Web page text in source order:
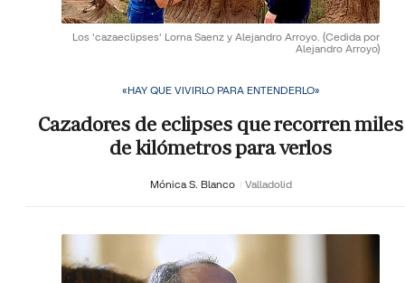
Los 'cazaeclipses' Lorna Saenz y Alejandro Arroyo. (Cedida por
Alejandro Arroyo)
«HAY QUE VIVIRLO PARA ENTENDERLO»
Cazadores de eclipses que recorren miles
de kilómetros para verlos
Mónica S. Blanco Valladolid